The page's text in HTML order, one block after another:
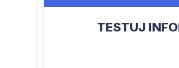
TESTUJ